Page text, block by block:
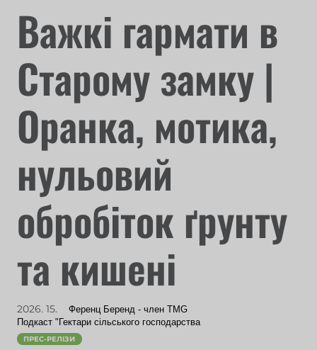
Важкі гармати в
Старому замку |
Оранка, мотика,
нульовий
обробіток ґрунту
та кишені
2026. 15.
Ференц Беренд - член TMG
Подкаст "Гектари сільського господарства
ПРЕС-РЕЛІЗИ